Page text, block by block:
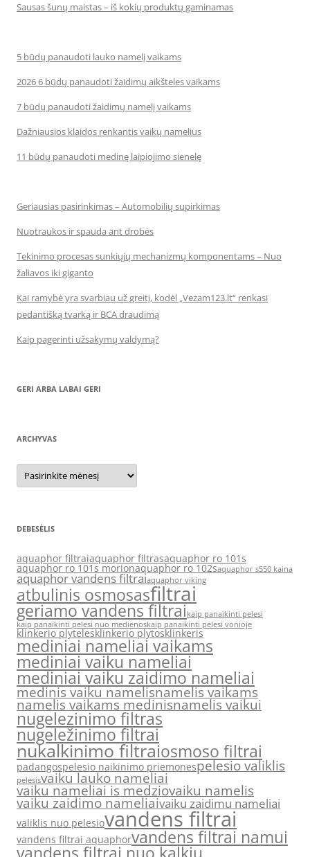
Sausas šunų maistas – iš kokių produktų gaminamas
5 būdų panaudoti lauko namelį vaikams
2026 6 būdų panaudoti žaidimų aikšteles vaikams
7 būdų panaudoti žaidimų namelį vaikams
Dažniausios klaidos renkantis vaikų namelius
11 būdų panaudoti medinę laipiojimo sienelę
Geriausias pasirinkimas – Automobilių supirkimas
Nuotraukos ir spauda ant drobės
Tekinimo procesas sunkiųjų mechanizmų komponentams – Nuo
žaliavos iki giganto
Kai ramybė yra svarbiau už greitį, kodėl „Vezam123.lt“ renkasi
pedantišką tvarką ir BCA draudimą
Kaip pagerinti užsakymų valdymą?
GERI ARBA LABAI GERI
ARCHYVAS
Archyvas
DEBESĖLIS
aquaphor filtraiaquaphor filtrasaquaphor ro 101s
aquaphor ro 101s morionaquaphor ro 102saquaphor s550 kaina
aquaphor vandens filtraiaquaphor viking
atbulinis osmosasfiltrai
geriamo vandens filtraikaip panaikinti pelesi
kaip panaikinti pelesi nuo medienoskaip panaikinti pelesi vonioje
klinkerio plytelesklinkerio plytosklinkeris
mediniai nameliai vaikams
mediniai vaiku nameliai
mediniai vaiku zaidimo nameliai
medinis vaiku namelisnamelis vaikams
namelis vaikams medinisnamelis vaikui
nugelezinimo filtras
nugeležinimo filtrai
nukalkinimo filtraiosmoso filtrai
padangospelesio naikinimo priemonespelesio valiklis
pelesisvaiku lauko nameliai
vaiku nameliai is medziovaiku namelis
vaiku zaidimo nameliaivaiku zaidimu nameliai
valiklis nuo pelesiovandens filtrai
vandens filtrai aquaphorvandens filtrai namui